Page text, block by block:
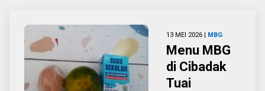
13 MEI 2026 | MBG
Menu MBG
di Cibadak
Tuai